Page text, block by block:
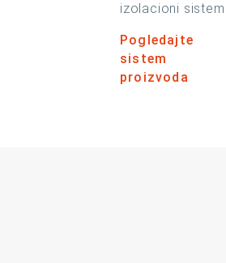
izolacioni sistem
Pogledajte
sistem
proizvoda